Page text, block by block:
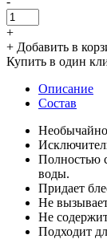
+
+ Добавить в
Купить в один
Описание
Состав
Полностью
воды.
Придает
Не
Не
Подходит